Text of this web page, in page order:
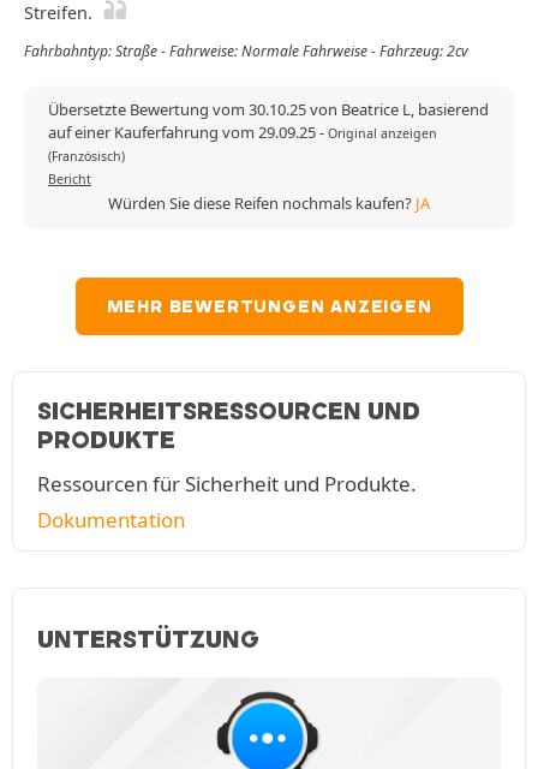
Streifen.
Fahrbahntyp: Straße - Fahrweise: Normale Fahrweise - Fahrzeug: 2cv
Übersetzte Bewertung vom 30.10.25 von Beatrice L, basierend
auf einer Kauferfahrung vom 29.09.25- Original anzeigen
(Französisch)
Bericht
Würden Sie diese Reifen nochmals kaufen? JA
MEHR BEWERTUNGEN ANZEIGEN
SICHERHEITSRESSOURCEN UND
PRODUKTE
Ressourcen für Sicherheit und Produkte.
Dokumentation
UNTERSTÜTZUNG